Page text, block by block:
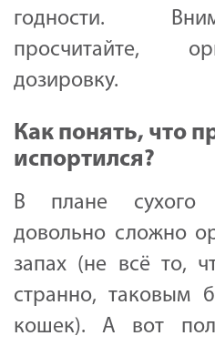
годности.
просчитайте,
дозировку.
Как понять, что
испортился?
В плане сухого
довольно сложно
запах (не всё то,
странно, таковым
кошек). А вот